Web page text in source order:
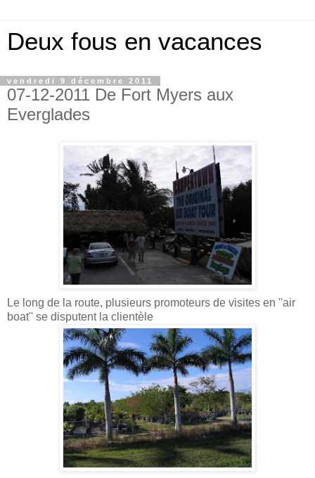
Deux fous en vacances
vendredi 9 décembre 2011
07-12-2011 De Fort Myers aux
Everglades
Le long de la route, plusieurs promoteurs de visites en ''air
boat'' se disputent la clientèle